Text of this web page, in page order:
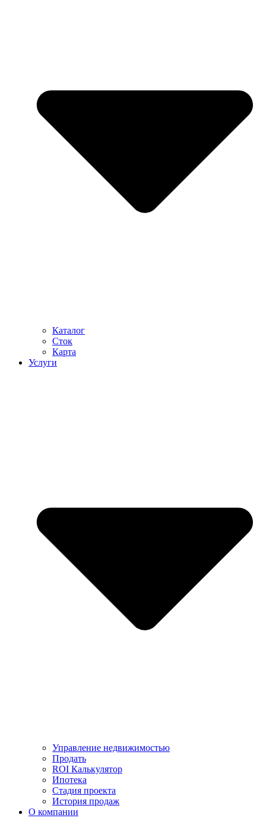
Каталог
Сток
Карта
Услуги
Управление недвижимостью
Продать
ROI Калькулятор
Ипотека
Стадия проекта
История продаж
О компании